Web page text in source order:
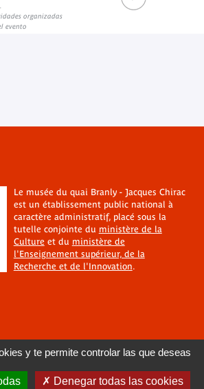
organizadas
evento
Le musée du quai Branly - Jacques Chirac
est un établissement public national à
caractère administratif, placé sous la
tutelle conjointe du ministère de la
Cultureet du ministère de
l'Enseignement supérieur, de la
Recherche et de l'Innovation.
y te permite controlar las que deseas
Denegar todas las cookies